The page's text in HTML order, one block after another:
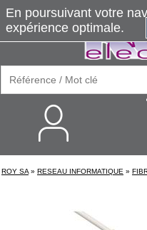
ROY SA » RESEAU INFORMATIQUE »
En poursuivant votre
expérience optimale.